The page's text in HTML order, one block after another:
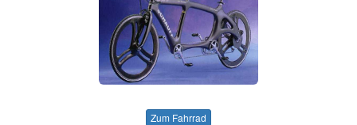
Zum Fahrrad